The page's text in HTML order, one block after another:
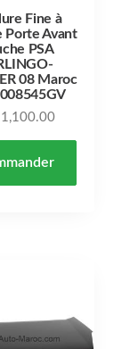
Fine à
Porte Avant
PSA
08 Maroc
1,100.00